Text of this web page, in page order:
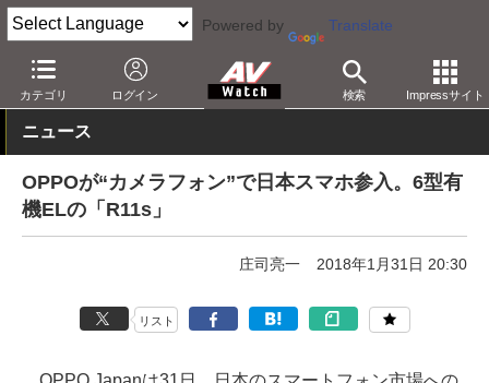
Powered by Translate
カテゴリ ログイン 検索 Impressサイト
AV Watch 製品 スマートフォン
ニュース
OPPOが“カメラフォン”で日本スマホ参入。6型有
機ELの「R11s」
庄司亮一 2018年1月31日 20:30
リスト